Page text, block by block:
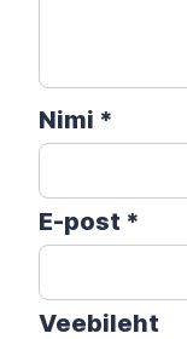
Nimi *
E-post *
Veebileht